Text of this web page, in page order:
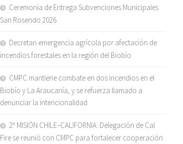
Ceremonia de Entrega Subvenciones Municipales
San Rosendo 2026
Decretan emergencia agrícola por afectación de
incendios forestales en la región del Biobío
CMPC mantiene combate en dos incendios en el
Biobío y La Araucanía, y se refuerza llamado a
denunciar la intencionalidad
2ª MISIÓN CHILE–CALIFORNIA: Delegación de Cal
Fire se reunió con CMPC para fortalecer cooperación